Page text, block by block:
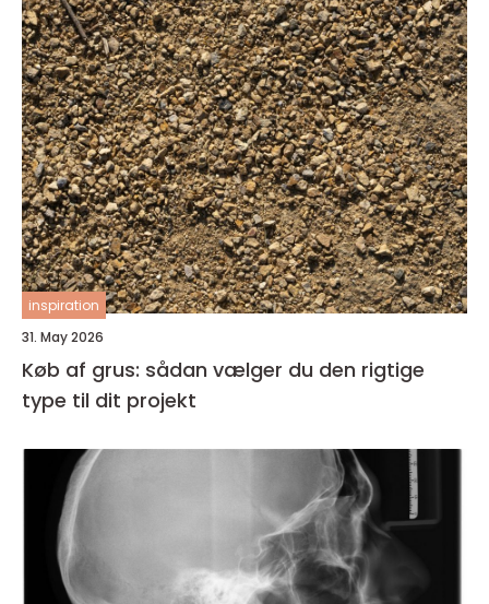
inspiration
31. May 2026
Køb af grus: sådan vælger du den rigtige
type til dit projekt